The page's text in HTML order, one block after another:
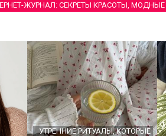
ЖУРНАЛ: СЕКРЕТЫ КРАСОТЫ,
УТРЕННИЕ РИТУАЛЫ, КОТОРЫЕ